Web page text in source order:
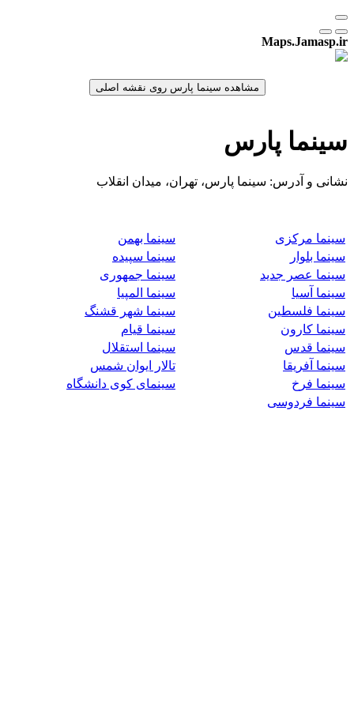
Maps.Jamasp.ir
سینما پارس
نشانی و آدرس: سینما پارس، تهران، میدان انقلاب
سینما مرکزی
سینما بهمن
سینما بلوار
سینما سپیده
سینما عصر جدید
سینما جمهوری
سینما آسیا
سینما المپیا
سینما فلسطین
سینما شهر قشنگ
سینما کارون
سینما قیام
سینما قدس
سینما استقلال
سینما آفریقا
تالار ایوان شمس
سینما فرخ
سینمای کوی دانشگاه
سینما فردوسی